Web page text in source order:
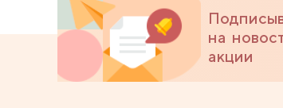
на
акции